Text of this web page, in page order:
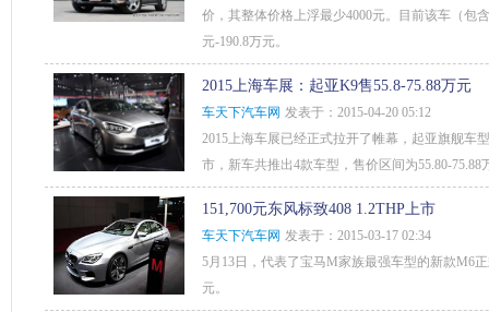
价，其整体价格上浮最少4000元。目前该车（包
元-190.8万元。
2015上海车展：起亚K9售55.8-75.88万元
车天下汽车网 发表于：2015-04-20 05:12
2015上海车展已经正式拉开了帷幕，起亚旗舰车
市，新车共推出4款车型，售价区间为55.80-75.88
151,700元东风标致408 1.2THP上市
车天下汽车网 发表于：2015-03-17 02:34
5月13日，代表了宝马M家族最强车型的新款M6
元。